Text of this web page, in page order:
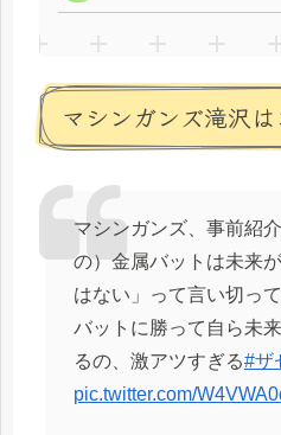
マシンガンズ滝沢
マシンガンズ、事前紹
の）金属バットは未来
はない」って言い切っ
バットに勝って自ら未
るの、激アツすぎる#ザ
pic.twitter.com/